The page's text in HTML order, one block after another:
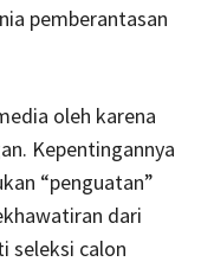
pemberantasan
oleh karena
Kepentingannya
“penguatan”
dari
seleksi calon